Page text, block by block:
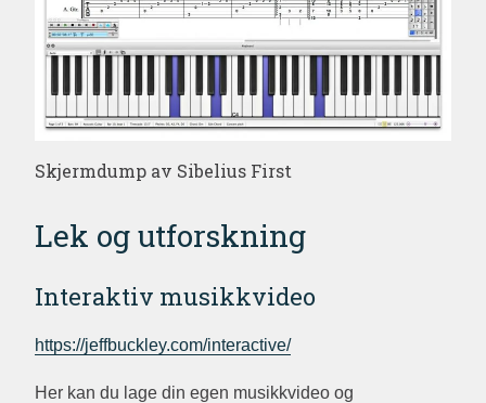
Skjermdump av Sibelius First
Lek og utforskning
Interaktiv musikkvideo
https://jeffbuckley.com/interactive/
Her kan du lage din egen musikkvideo og